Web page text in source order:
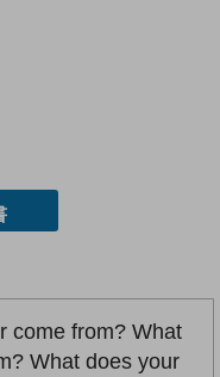
come from? What
What does your